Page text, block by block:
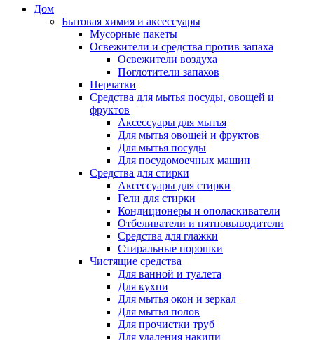
Дом
Бытовая химия и аксессуары
Мусорные пакеты
Освежители и средства против запаха
Освежители воздуха
Поглотители запахов
Перчатки
Средства для мытья посуды, овощей и
фруктов
Аксессуары для мытья
Для мытья овощей и фруктов
Для мытья посуды
Для посудомоечных машин
Средства для стирки
Аксессуары для стирки
Гели для стирки
Кондиционеры и ополаскиватели
Отбеливатели и пятновыводители
Средства для глажки
Стиральные порошки
Чистящие средства
Для ванной и туалета
Для кухни
Для мытья окон и зеркал
Для мытья полов
Для прочистки труб
Для удаления накипи